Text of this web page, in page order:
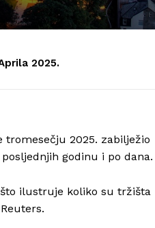
2025.
tromesečju 2025. zabilježio
godinu i po dana.
ilustruje koliko su tržišta